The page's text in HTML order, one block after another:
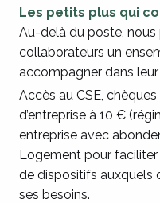
Les petits plus qui
Au-delà du poste,
collaborateurs un
accompagner dans
Accès au CSE,
d’entreprise à 10 €
entreprise avec
Logement pour faciliter
de dispositifs auxquels
ses besoins.